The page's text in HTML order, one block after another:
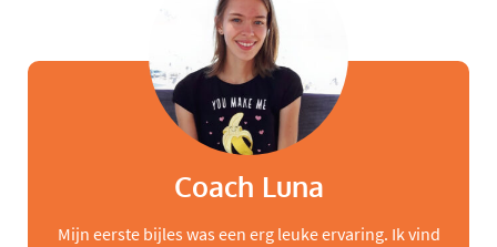
Coach Luna
Mijn eerste bijles was een erg leuke ervaring. Ik vind